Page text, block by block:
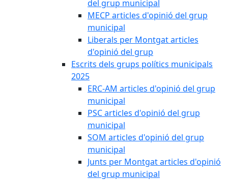
del grup municipal
MECP articles d'opinió del grup
municipal
Liberals per Montgat articles
d'opinió del grup
Escrits dels grups polítics municipals
2025
ERC-AM articles d'opinió del grup
municipal
PSC articles d'opinió del grup
municipal
SOM articles d'opinió del grup
municipal
Junts per Montgat articles d'opinió
del grup municipal